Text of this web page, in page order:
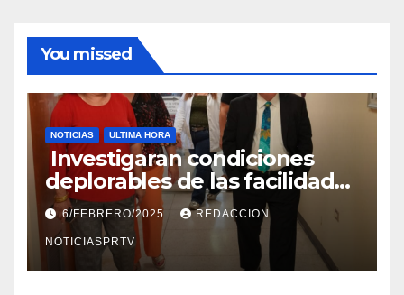
You missed
NOTICIAS ULTIMA HORA
Investigaran condiciones
deplorables de las facilidades
el Departamento de la Salud
en Mayagüez
6/FEBRERO/2025 REDACCION
NOTICIASPRTV